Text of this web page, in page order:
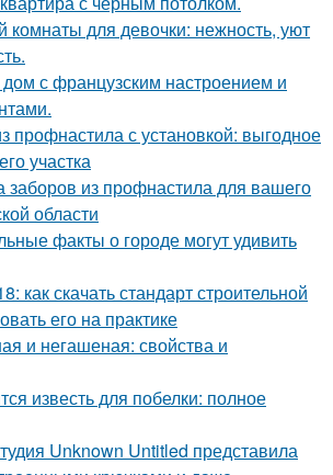
комнаты для девочки: нежность, уют
с французским настроением и
профнастила с установкой: выгодное
участка
из профнастила для вашего
области
факты о городе могут удивить
как скачать стандарт строительной
его на практике
и негашеная: свойства и
известь для побелки: полное
Unknown Untitled представила